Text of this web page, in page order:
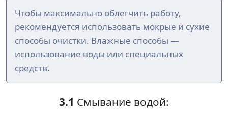
Чтобы максимально облегчить работу,
рекомендуется использовать мокрые и сухие
способы очистки. Влажные способы —
использование воды или специальных
средств.
3.1 Смывание водой: